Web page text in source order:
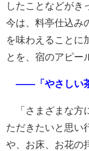
したことなどがき
今は、料亭仕込み
を味わえることに
とを、宿のアピー
――「やさしい茶
「さまざまな方
ただきたいと思い
や、お床、お花の